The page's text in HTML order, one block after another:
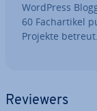
WordPress
60 Fach­ar­ti­kel
Projekte betreut.
Reviewers